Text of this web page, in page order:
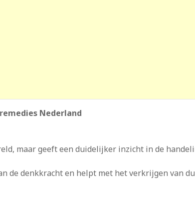
Nederland
maar geeft een duidelijker inzicht in de
de denkkracht en helpt met het verkrijgen van